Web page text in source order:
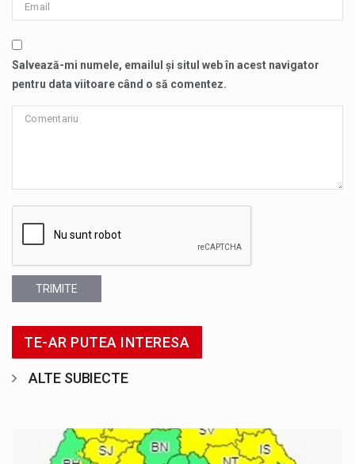
Salvează-mi numele, emailul și situl web în acest navigator
pentru data viitoare când o să comentez.
TRIMITE
TE-AR PUTEA INTERESA
ALTE SUBIECTE